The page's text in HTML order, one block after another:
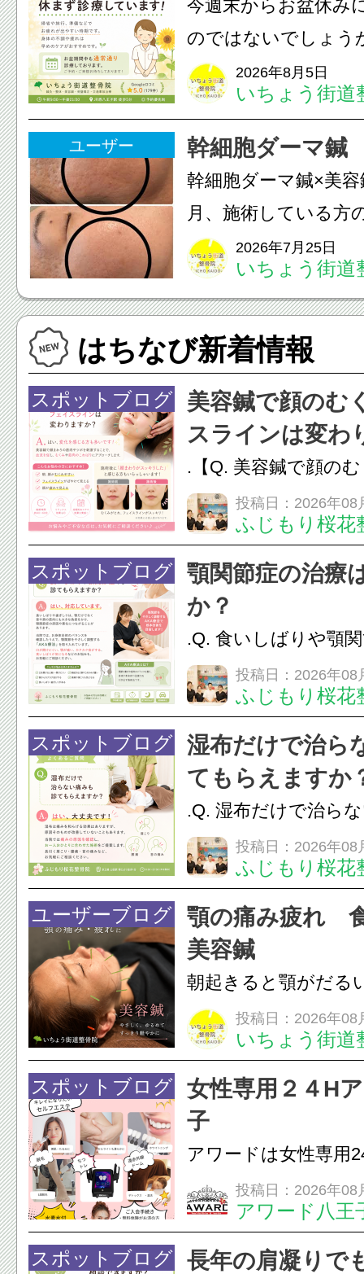
ながることがありま
は、...
今週末からお盆休み
のではないでしょう
長時間の運転などで
痛・足の疲れが出や
いちょう街道整骨院
も通常通り診療して
みの...
2026年8月5日
いちょう街道
ユーザー 幹細胞ダーマ鍼
幹細胞ダーマ鍼×美
月、施術している方
写真上 2025年9月
月皮膚(真皮層)への
への電気美容鍼のダ
を7ヶ月継続して頂...
2026年7月25日
いちょう街道
はちなび新着情報
スポットブログ
美容鍼で顔のむ
スラインは変わ
.【Q. 美容鍼で顔の
ラインは変わります
変化を感じる方も多
で顔まわりの筋肉や
ことで、血流を促し
のこわばりにアプロ
投稿日：2026年08
ふじもり桜花
スポットブログ
顎関節症の治療
か？
.Q. 食いしばりや顎
らえますか？A. はい
す。食いしばりや歯
けでなく首や肩の筋
担をかけ、顎関節症
つながることがあり
投稿日：2026年08
ふじもり桜花
スポットブログ
湿布だけで治ら
てもらえますか
.Q. 湿布だけで治ら
らえますか？A. はい
湿布は痛みを和らげ
すが、原因そのもの
いこともあります。
原因を確認し、お一
投稿日：2026年08
ふじもり桜花
ユーザーブログ
顎の痛み疲れ
美容鍼
朝起きると顎がだる
ありませんか？無意
は、顎の痛みや疲れ
フェイスラインの張
のこわばり・頭痛や
ながることがありま
投稿日：2026年08
いちょう街道
スポットブログ
女性専用２４H
子
アワードは女性専用
フエステを 思いっ
開催中
投稿日：2026年08
アワード八王
24時間ジム&
脱毛
スポットブログ
長年の肩凝りで